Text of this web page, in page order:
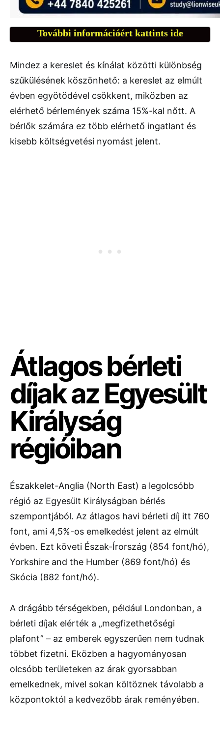
További információért kattints ide
Mindez a kereslet és kínálat közötti különbség
szűkülésének köszönhető: a kereslet az elmúlt
évben egyötödével csökkent, miközben az
elérhető bérlemények száma 15%-kal nőtt. A
bérlők számára ez több elérhető ingatlant és
kisebb költségvetési nyomást jelent.
Átlagos bérleti
díjak az Egyesült
Királyság
régióiban
Északkelet-Anglia (North East) a legolcsóbb
régió az Egyesült Királyságban bérlés
szempontjából. Az átlagos havi bérleti díj itt 760
font, ami 4,5%-os emelkedést jelent az elmúlt
évben. Ezt követi Észak-Írország (854 font/hó),
Yorkshire and the Humber (869 font/hó) és
Skócia (882 font/hó).
A drágább térségekben, például Londonban, a
bérleti díjak elérték a „megfizethetőségi
plafont” – az emberek egyszerűen nem tudnak
többet fizetni. Eközben a hagyományosan
olcsóbb területeken az árak gyorsabban
emelkednek, mivel sokan költöznek távolabb a
központoktól a kedvezőbb árak reményében.